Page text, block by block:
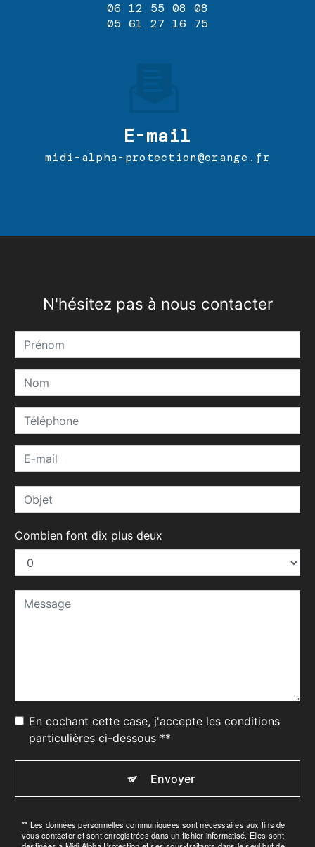
06 12 55 08 08
05 61 27 16 75
E-mail
midi-alpha-protection@orange.fr
N'hésitez pas à nous contacter
Combien font dix plus deux
En cochant cette case, j'accepte les conditions
particulières ci-dessous **
Envoyer
** Les données personnelles communiquées sont nécessaires aux fins de
vous contacter et sont enregistrées dans un fichier informatisé. Elles sont